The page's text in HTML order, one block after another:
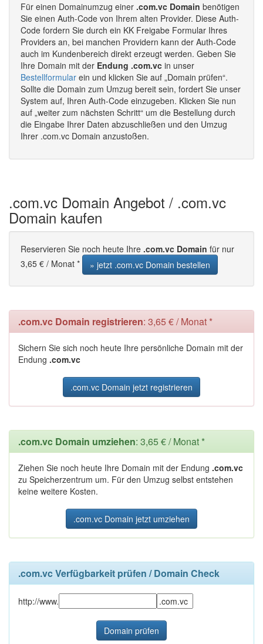
Für einen Domainumzug einer .com.vc Domain benötigen
Sie einen Auth-Code von Ihrem alten Provider. Diese Auth-
Code fordern Sie durch ein KK Freigabe Formular Ihres
Providers an, bei manchen Providern kann der Auth-Code
auch im Kundenbereich direkt erzeugt werden. Geben Sie
Ihre Domain mit der Endung .com.vc in unser
Bestellformular ein und klicken Sie auf „Domain prüfen“.
Sollte die Domain zum Umzug bereit sein, fordert Sie unser
System auf, Ihren Auth-Code einzugeben. Klicken Sie nun
auf „weiter zum nächsten Schritt“ um die Bestellung durch
die Eingabe Ihrer Daten abzuschließen und den Umzug
Ihrer .com.vc Domain anzustoßen.
.com.vc Domain Angebot / .com.vc
Domain kaufen
Reservieren Sie noch heute Ihre .com.vc Domain für nur
3,65 € / Monat *
» jetzt .com.vc Domain bestellen
.com.vc Domain registrieren: 3,65 € / Monat *
Sichern Sie sich noch heute Ihre persönliche Domain mit der
Endung .com.vc
.com.vc Domain jetzt registrieren
.com.vc Domain umziehen: 3,65 € / Monat *
Ziehen Sie noch heute Ihre Domain mit der Endung .com.vc
zu Speicherzentrum um. Für den Umzug selbst entstehen
keine weitere Kosten.
.com.vc Domain jetzt umziehen
.com.vc Verfügbarkeit prüfen / Domain Check
http://www.